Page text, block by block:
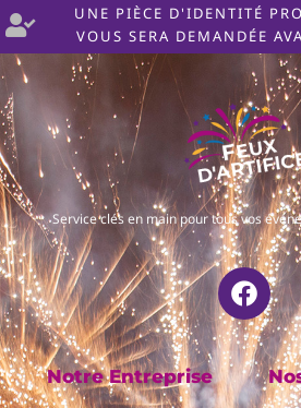
UNE PIÈCE D'IDENTITÉ
VOUS SERA DEMANDÉE
Service clés en main pour tous vos
Notre Entreprise